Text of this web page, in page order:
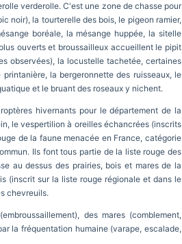
verderolle. C'est une zone de chasse pour
noir), la tourterelle des bois, le pigeon ramier,
boréale, la mésange huppée, la sitelle
ouverts et broussailleux accueillent le pipit
observées), la locustelle tachetée, certaines
la bergeronnette des ruisseaux, le
et le bruant des roseaux y nichent.
hivernants pour le département de la
le vespertilion à oreilles échancrées (inscrits
de la faune menacée en France, catégorie
Ils font tous partie de la liste rouge des
au dessus des prairies, bois et mares de la
(inscrit sur la liste rouge régionale et dans le
chevreuils.
des mares (comblement,
la fréquentation humaine (varape, escalade,